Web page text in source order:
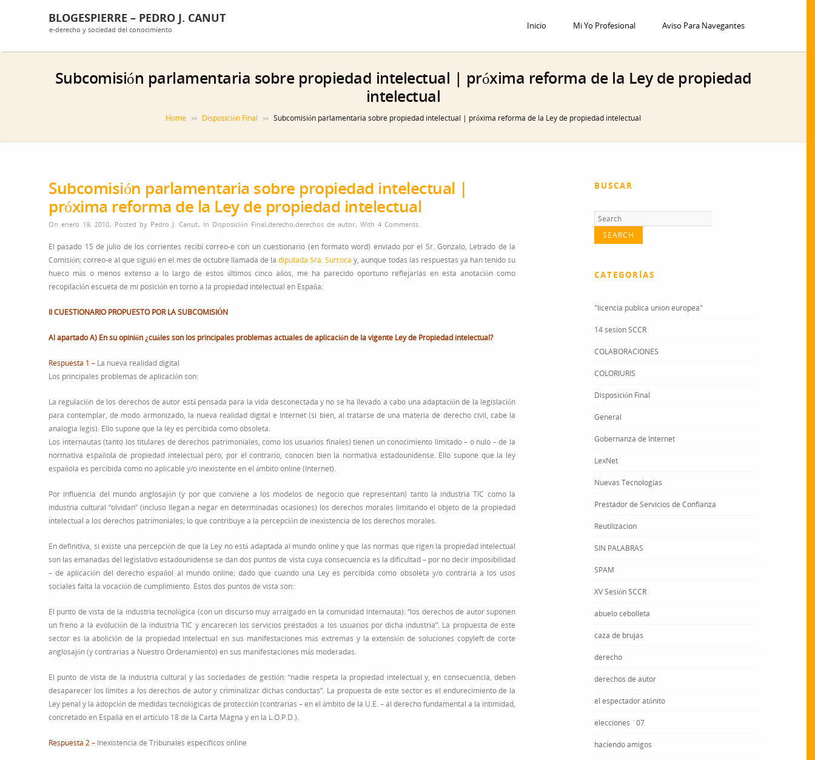
BLOGESPIERRE – PEDRO J. CANUT
e-derecho y sociedad del conocimiento Inicio Mi Yo Profesional Aviso Para Navegantes
Subcomisión parlamentaria sobre propiedad intelectual | próxima reforma de la Ley de propiedad
intelectual
Home >> Disposición Final >> Subcomisión parlamentaria sobre propiedad intelectual | próxima reforma de la Ley de propiedad intelectual
Subcomisión parlamentaria sobre propiedad intelectual |
próxima reforma de la Ley de propiedad intelectual
On enero 19, 2010, Posted by Pedro J. Canut, In Disposición Final,derecho,derechos de autor, With 4 Comments
El pasado 15 de julio de los corrientes recibí correo-e con un cuestionario (en formato word) enviado por el Sr. Gonzalo, Letrado de la
Comisión; correo-e al que siguió en el mes de octubre llamada de ladiputada Sra. Surrocay, aunque todas las respuestas ya han tenido su
hueco más o menos extenso a lo largo de estos últimos cinco años, me ha parecido oportuno reflejarlas en esta anotación como
recopilación escueta de mi posición en torno a la propiedad intelectual en España:
II CUESTIONARIO PROPUESTO POR LA SUBCOMISIÓN
Al apartado A) En su opinión ¿cuáles son los principales problemas actuales de aplicación de la vigente Ley de Propiedad intelectual?
Respuesta 1 – La nueva realidad digital
Los principales problemas de aplicación son:
La regulación de los derechos de autor está pensada para la vida desconectada y no se ha llevado a cabo una adaptación de la legislación
para contemplar, de modo armonizado, la nueva realidad digital e Internet (si bien, al tratarse de una materia de derecho civil, cabe la
analogia legis). Ello supone que la ley es percibida como obsoleta.
Los internautas (tanto los titulares de derechos patrimoniales, como los usuarios finales) tienen un conocimiento limitado – o nulo – de la
normativa española de propiedad intelectual pero, por el contrario, conocen bien la normativa estadounidense. Ello supone que la ley
española es percibida como no aplicable y/o inexistente en el ámbito online (Internet).
Por influencia del mundo anglosajón (y por que conviene a los modelos de negocio que representan) tanto la industria TIC como la
industria cultural “olvidan” (incluso llegan a negar en determinadas ocasiones) los derechos morales limitando el objeto de la propiedad
intelectual a los derechos patrimoniales; lo que contribuye a la percepción de inexistencia de los derechos morales.
En definitiva, si existe una percepción de que la Ley no está adaptada al mundo online y que las normas que rigen la propiedad intelectual
son las emanadas del legislativo estadounidense se dan dos puntos de vista cuya consecuencia es la dificultad – por no decir imposibilidad
– de aplicación del derecho español al mundo online; dado que cuando una Ley es percibida como obsoleta y/o contraria a los usos
sociales falta la vocación de cumplimiento. Estos dos puntos de vista son:
El punto de vista de la industria tecnológica (con un discurso muy arraigado en la comunidad internauta): “los derechos de autor suponen
un freno a la evolución de la industria TIC y encarecen los servicios prestados a los usuarios por dicha industria”. La propuesta de este
sector es la abolición de la propiedad intelectual en sus manifestaciones más extremas y la extensión de soluciones copyleft de corte
anglosajón (y contrarias a Nuestro Ordenamiento) en sus manifestaciones más moderadas.
El punto de vista de la industria cultural y las sociedades de gestión: “nadie respeta la propiedad intelectual y, en consecuencia, deben
desaparecer los límites a los derechos de autor y criminalizar dichas conductas”. La propuesta de este sector es el endurecimiento de la
Ley penal y la adopción de medidas tecnológicas de protección (contrarias – en el ámbito de la U.E. – al derecho fundamental a la intimidad,
concretado en España en el artículo 18 de la Carta Magna y en la L.O.P.D.).
Respuesta 2 – Inexistencia de Tribunales específicos online
BUSCAR
CATEGORÍAS
"licencia publica union europea"
14 sesion SCCR
COLABORACIONES
COLORIURIS
Disposición Final
General
Gobernanza de Internet
LexNet
Nuevas Tecnologías
Prestador de Servicios de Confianza
Reutilizacion
SIN PALABRAS
SPAM
XV Sesión SCCR
abuelo cebolleta
caza de brujas
derecho
derechos de autor
el espectador atónito
elecciones ´07
haciendo amigos